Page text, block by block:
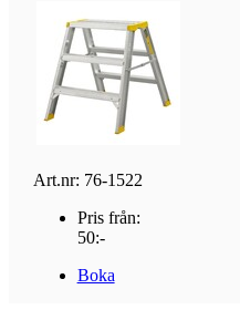
Art.nr: 76-1522
Pris från:
50:-
Boka